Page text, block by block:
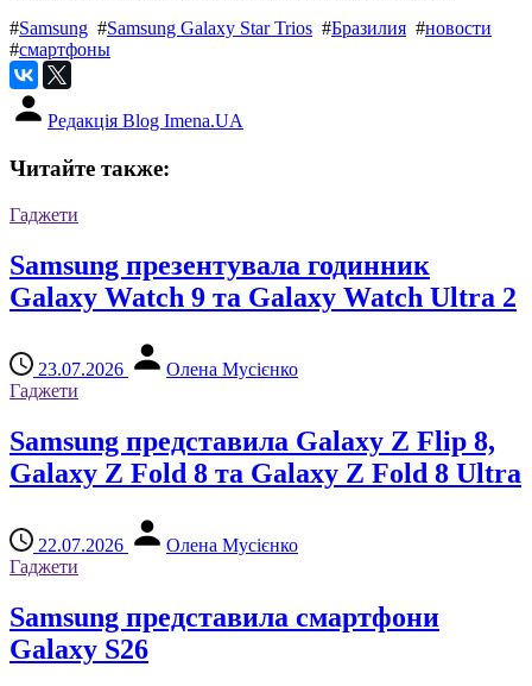
#Samsung #Samsung Galaxy Star Trios #Бразилия #новости
#смартфоны
Редакція Blog Imena.UA
Читайте также:
Гаджети
Samsung презентувала годинник
Galaxy Watch 9 та Galaxy Watch Ultra 2
23.07.2026
Олена Мусієнко
Гаджети
Samsung представила Galaxy Z Flip 8,
Galaxy Z Fold 8 та Galaxy Z Fold 8 Ultra
22.07.2026
Олена Мусієнко
Гаджети
Samsung представила смартфони
Galaxy S26